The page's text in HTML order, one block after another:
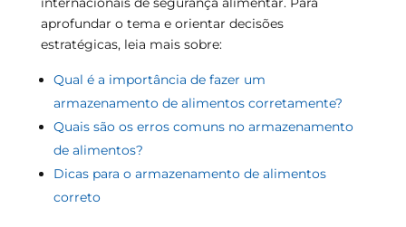
aprofundar o tema e orientar decisões
estratégicas, leia mais sobre:
Qual é a importância de fazer um
armazenamento de alimentos corretamente?
Quais são os erros comuns no armazenamento
de alimentos?
Dicas para o armazenamento de alimentos
correto